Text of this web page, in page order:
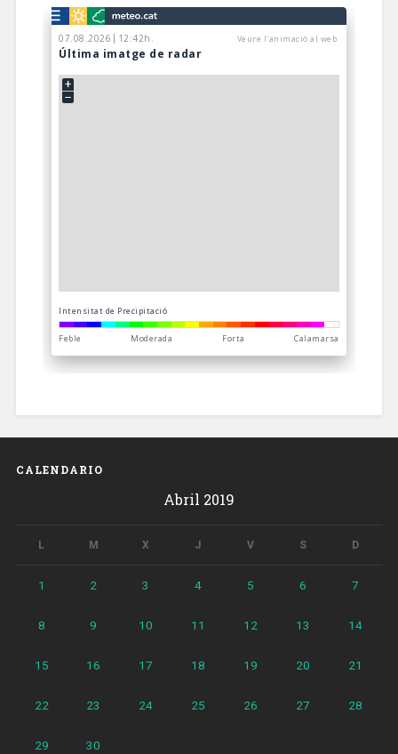
CALENDARIO
Abril 2019
L M X J V S D
1 2 3 4 5 6 7
8 9 10 11 12 13 14
15 16 17 18 19 20 21
22 23 24 25 26 27 28
29 30